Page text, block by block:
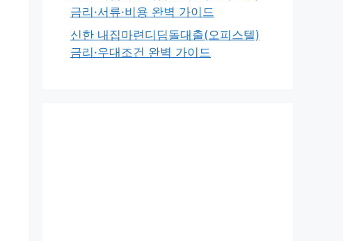
금리·서류·비용 완벽 가이드
신한 내집마련디딤돌대출(오피스텔)
금리·우대조건 완벽 가이드